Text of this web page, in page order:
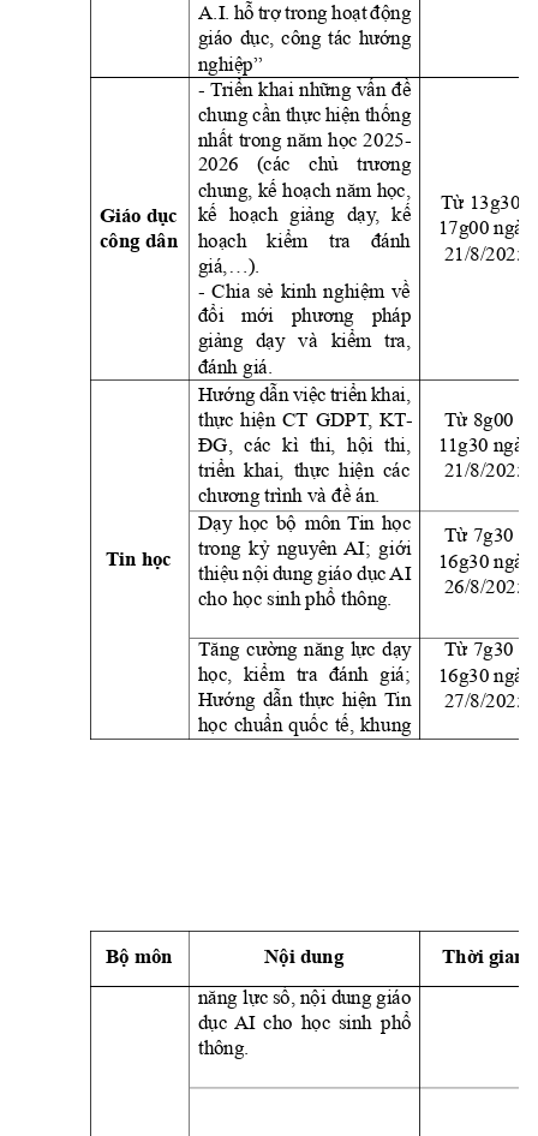
A.I. hỗ trợtrong hoạt động
giáo dục, công tác hướng
nghiệp”
Giáo dục
công dân
- Triển khai những vấn đề
chung cần thực hiện thống
nhất trong năm học 2025-
2026
(các chủ
trương
chung, kế hoạch năm học,
kế hoạch giảng dạy, kế
hoạch
kiểm tra
đánh
giá,…).
- Chia sẻ kinh nghiệm về
đổi
mới phương
pháp
giảng dạy và kiểm tra,
đánh giá.
Từ 13g30 -
17g00 ngày
21/8/2025
Tin học
Hướng dẫn việc triển khai,
thực hiện CT GDPT, KT-
ĐG,
các kì thi, hội thi,
triển khai,  thực hiện các
chương trình và đề án.
Từ 8g00 -
1 1g30 ngày
21/8/2025
Dạy học bộ môn Tin học
trong kỷ nguyên AI; giới
thiệu nội dung giáo dục AI
cho học sinh phổ thông.
Từ 7g30 -
16g30 ngày
26/8/2025
Tăng cường năng lực dạy
học, kiểm tra đánh giá;
Hướng dẫn thực hiện Tin
học chuẩn quốc tế, khung
Từ 7g30 -
16g30 ngày
27/8/2025
Bộ môn Nội dung
Thời gian
năng lực số, nội dung giáo
dục AI cho học sinh phổ
thông.